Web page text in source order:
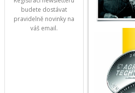
budete dostávat
pravidelně novinky na
váš email.